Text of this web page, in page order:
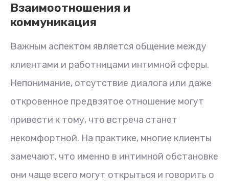
Взаимоотношения и
коммуникация
Важным аспектом является общение между
клиентами и работницами интимной сферы.
Непонимание, отсутствие диалога или даже
откровенное предвзятое отношение могут
привести к тому, что встреча станет
некомфортной. На практике, многие клиенты
замечают, что именно в интимной обстановке
они чаще всего могут открыться и говорить о